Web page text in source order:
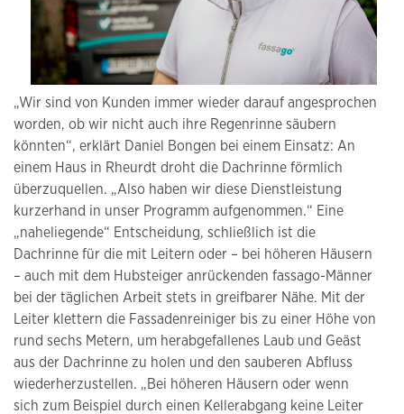
„Wir sind von Kunden immer wieder darauf angesprochen
worden, ob wir nicht auch ihre Regenrinne säubern
könnten“, erklärt Daniel Bongen bei einem Einsatz: An
einem Haus in Rheurdt droht die Dachrinne förmlich
überzuquellen. „Also haben wir diese Dienstleistung
kurzerhand in unser Programm aufgenommen.“ Eine
„naheliegende“ Entscheidung, schließlich ist die
Dachrinne für die mit Leitern oder – bei höheren Häusern
– auch mit dem Hubsteiger anrückenden fassago-Männer
bei der täglichen Arbeit stets in greifbarer Nähe. Mit der
Leiter klettern die Fassadenreiniger bis zu einer Höhe von
rund sechs Metern, um herabgefallenes Laub und Geäst
aus der Dachrinne zu holen und den sauberen Abfluss
wiederherzustellen. „Bei höheren Häusern oder wenn
sich zum Beispiel durch einen Kellerabgang keine Leiter